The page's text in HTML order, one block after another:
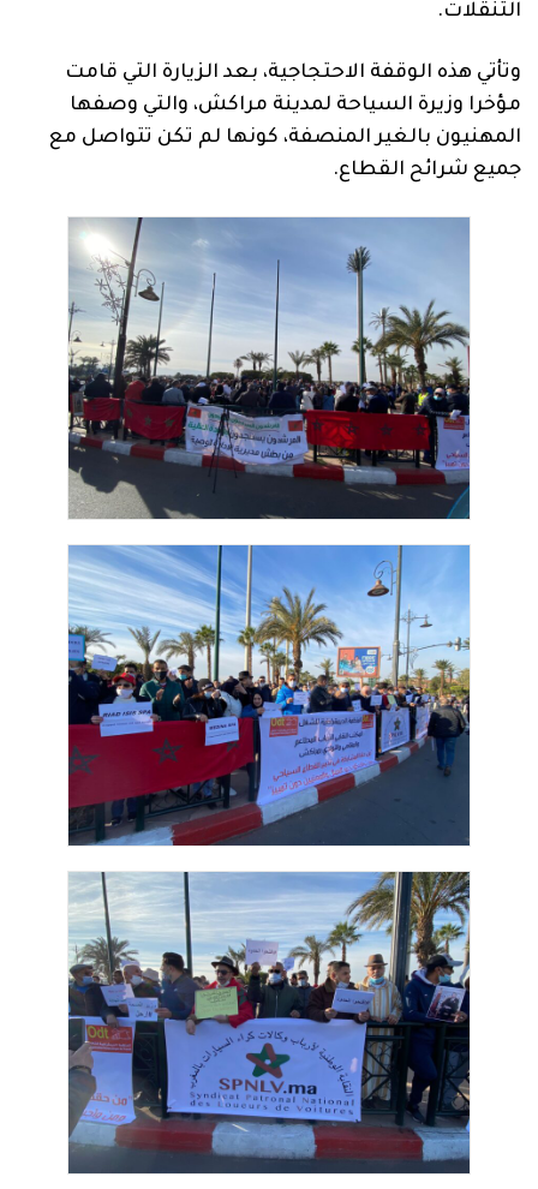
التنقلات.
وتأتي هذه الوقفة الاحتجاجية، بعد الزيارة التي قامت
مؤخرا وزيرة السياحة لمدينة مراكش، والتي وصفها
المهنيون بالغير المنصفة، كونها لم تكن تتواصل مع
جميع شرائح القطاع.